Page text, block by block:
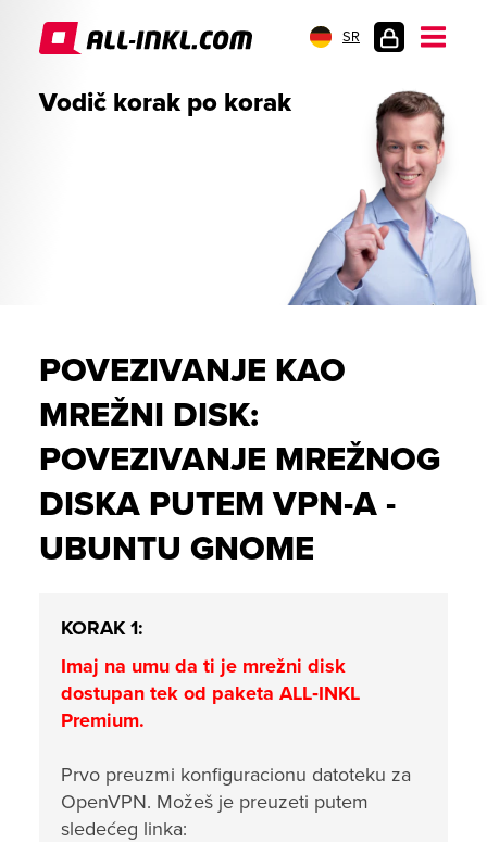
SR
Vodič korak po korak
POVEZIVANJE KAO
MREŽNI DISK:
POVEZIVANJE MREŽNOG
DISKA PUTEM VPN-A -
UBUNTU GNOME
KORAK 1:
Imaj na umu da ti je mrežni disk
dostupan tek od paketa ALL‑INKL
Premium.
Prvo preuzmi konfiguracionu datoteku za
OpenVPN. Možeš je preuzeti putem
sledećeg linka: